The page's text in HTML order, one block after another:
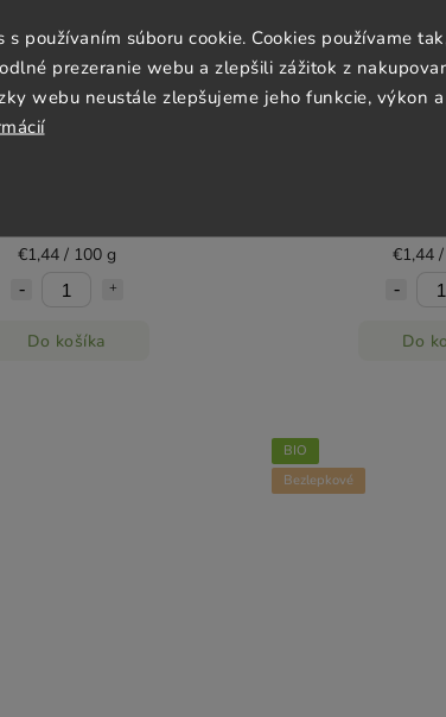
s používaním súboru cookie. Cookies používame
prezeranie webu a zlepšili zážitok z
webu neustále zlepšujeme jeho funkcie, výkon a
nátierka s cibuľou DRUID
€1,44 / 100 g
Do košíka
€1,44
Do
BIO
Bezlepkové